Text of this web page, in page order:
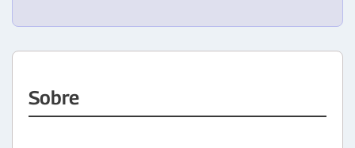
Sobre